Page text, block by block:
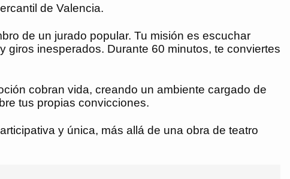
de Valencia.
de un jurado popular. Tu misión es escuchar
giros inesperados. Durante 60 minutos, te conviertes
cobran vida, creando un ambiente cargado de
tus propias convicciones.
y única, más allá de una obra de teatro